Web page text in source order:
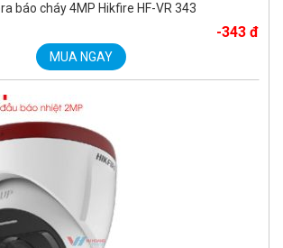
báo cháy 4MP Hikfire HF-VR 343
-343 đ
MUA NGAY